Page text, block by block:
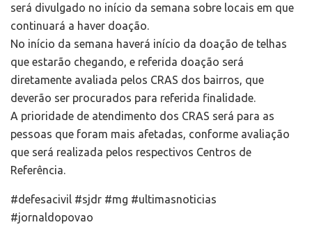
será divulgado no início da semana sobre locais em que
continuará a haver doação.
No início da semana haverá início da doação de telhas
que estarão chegando, e referida doação será
diretamente avaliada pelos CRAS dos bairros, que
deverão ser procurados para referida finalidade.
A prioridade de atendimento dos CRAS será para as
pessoas que foram mais afetadas, conforme avaliação
que será realizada pelos respectivos Centros de
Referência.
#defesacivil #sjdr #mg #ultimasnoticias
#jornaldopovao